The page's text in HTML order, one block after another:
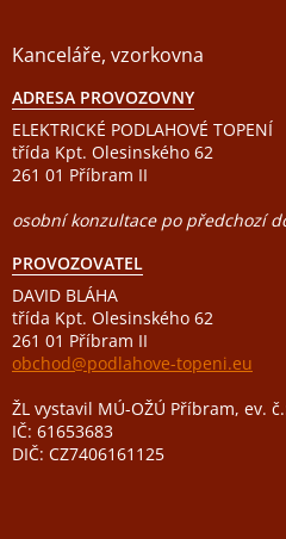
Kanceláře, vzorkovna
ADRESA PROVOZOVNY
ELEKTRICKÉ PODLAHOVÉ TOPENÍ
třída Kpt. Olesinského 62
261 01 Příbram II
osobní konzultace po předchozí
PROVOZOVATEL
DAVID BLÁHA
třída Kpt. Olesinského 62
261 01 Příbram II
obchod@podlahove-topeni.eu
ŽL vystavil MÚ-OŽÚ Příbram, ev.
IČ: 61653683
DIČ: CZ7406161125